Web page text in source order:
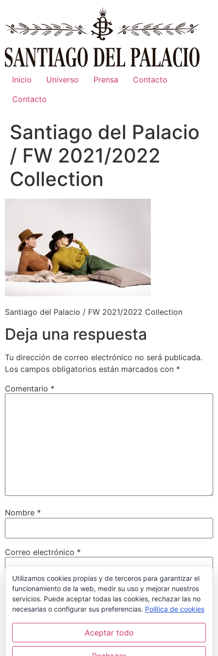
contenido
Inicio Universo Prensa
Contacto
Contacto
Santiago del Palacio
/ FW 2021/2022
Collection
Santiago del Palacio / FW 2021/2022 Collection
Deja una respuesta
Tu dirección de correo electrónico no será publicada.
Los campos obligatorios están marcados con *
Comentario *
Nombre *
Correo electrónico *
Web
Guarda mi nombre, correo electrónico y web en este
navegador para la próxima vez que comente.
Utilizamos cookies propias y de terceros para garantizar el
funcionamiento de la web, medir su uso y mejorar nuestros
servicios. Puede aceptar todas las cookies, rechazar las no
necesarias o configurar sus preferencias. Política de cookies
Aceptar todo